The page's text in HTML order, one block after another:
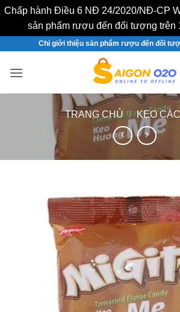
Chấp hành Điều 6 NĐ 24/2020/NĐ-CP
sản phẩm rượu đến đối tượng trên
nội
Chỉ giới thiệu sản phẩm rượu đến đối
TRANG CHỦ / KẸO